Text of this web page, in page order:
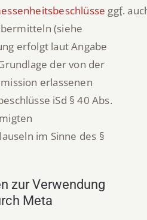
ggf.
(siehe
erfolgt laut Angabe
der von der
erlassenen
iSd § 40 Abs.
im Sinne des §
zur Verwendung
Meta